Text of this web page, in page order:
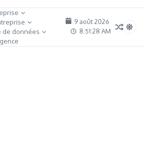
de données
9 août 2026
8:51:29 AM